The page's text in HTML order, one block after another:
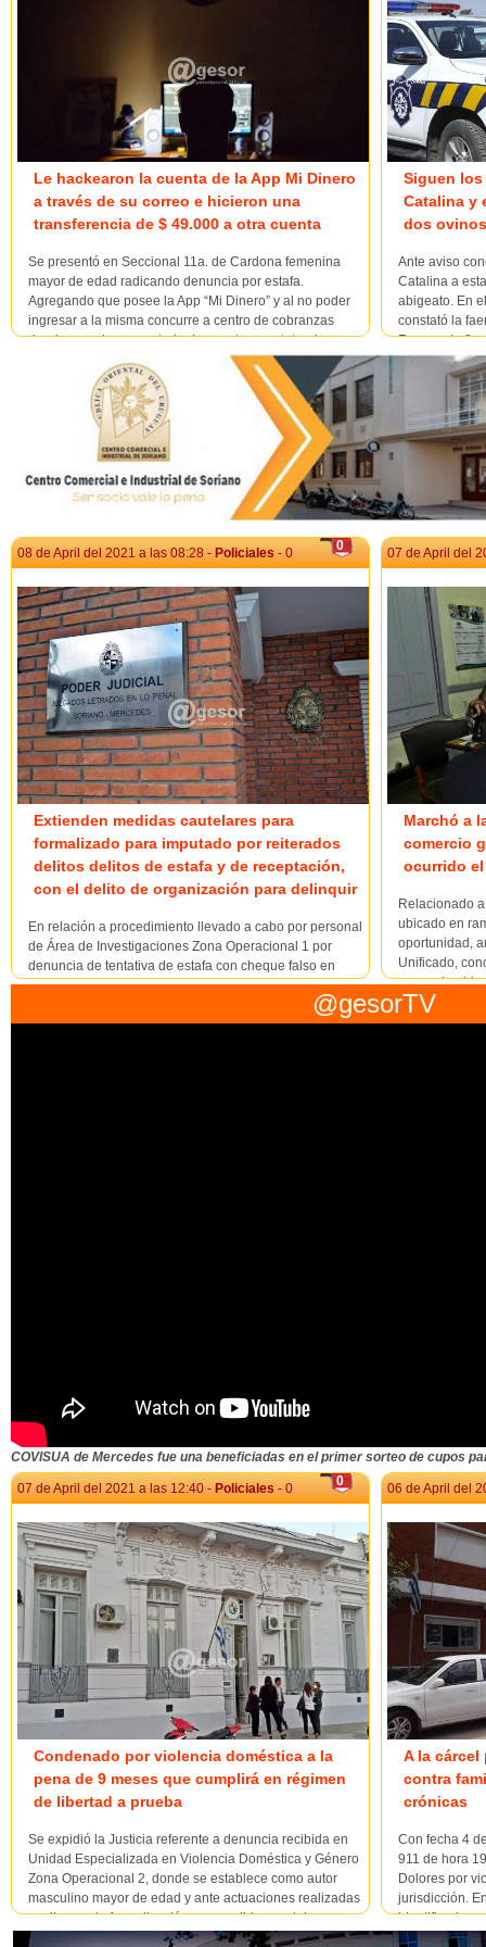
Le hackearon la cuenta de la App Mi Dinero
a través de su correo e hicieron una
transferencia de $ 49.000 a otra cuenta
Se presentó en Seccional 11a. de Cardona femenina
mayor de edad radicando denuncia por estafa.
Agregando que posee la App “Mi Dinero” y al no poder
ingresar a la misma concurre a centro de cobranzas
donde accede a su estado de cuenta, constatando una
transferencia realizada por la suma de $ 49.000 a otra
cuenta; entablando com...
Siguen los
Catalina y
dos
Ante aviso
Catalina a
abigeato. En
constató la
France, de 8
Denunciaron
0
08 de April del 2021 a las 08:28 - Policiales - 0
Extienden medidas cautelares para
formalizado para imputado por reiterados
delitos delitos de estafa y de receptación,
con el delito de organización para delinquir
En relación a procedimiento llevado a cabo por personal
de Área de Investigaciones Zona Operacional 1 por
denuncia de tentativa de estafa con cheque falso en
perjuicio de Cambio de Monedas y Cobranza sito en
zona céntrica, informado en comunicado de fecha
9/9/2020 y 11/9/2020 donde se decretó la formalización
07 de April del
Marchó a
comercio
ocurrido el
Relacionado
ubicado en
oportunidad,
Unificado,
comercio
lugar
rubro restau...
@gesorTV
COVISUA de Mercedes fue una beneficiadas en el primer sorteo de cupos
0
07 de April del 2021 a las 12:40 - Policiales - 0
Condenado por violencia doméstica a la
pena de 9 meses que cumplirá en régimen
de libertad a prueba
Se expidió la Justicia referente a denuncia recibida en
Unidad Especializada en Violencia Doméstica y Género
Zona Operacional 2, donde se establece como autor
masculino mayor de edad y ante actuaciones realizadas
se dispuso la formalización con medidas cautelares
respecto de Jesús Moisés Viera Sosa de 26...
06 de April del
A la cárcel
contra
crónicas
Con fecha 4
911 de hora
Dolores por
jurisdicción.
identificado
encontraba